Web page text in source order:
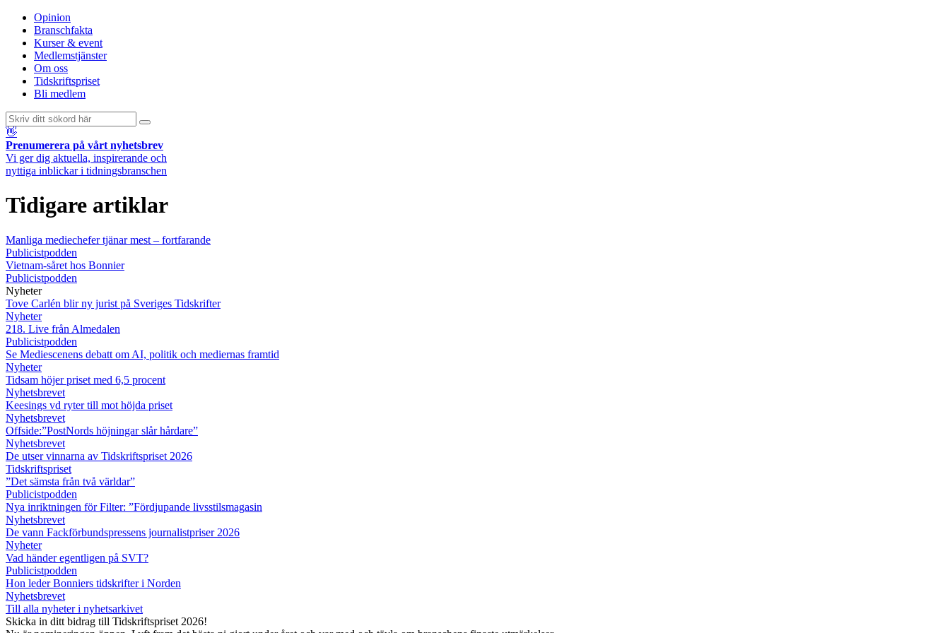
Opinion
Branschfakta
Kurser & event
Medlemstjänster
Om oss
Tidskriftspriset
Bli medlem
👋
Prenumerera på vårt nyhetsbrev
Vi ger dig aktuella, inspirerande och
nyttiga inblickar i tidningsbranschen
Tidigare artiklar
Manliga mediechefer tjänar mest – fortfarande
Publicistpodden
Vietnam-såret hos Bonnier
Publicistpodden
Nyheter
Tove Carlén blir ny jurist på Sveriges Tidskrifter
Nyheter
218. Live från Almedalen
Publicistpodden
Se Mediescenens debatt om AI, politik och mediernas framtid
Nyheter
Tidsam höjer priset med 6,5 procent
Nyhetsbrevet
Keesings vd ryter till mot höjda priset
Nyhetsbrevet
Offside:”PostNords höjningar slår hårdare”
Nyhetsbrevet
De utser vinnarna av Tidskriftspriset 2026
Tidskriftspriset
”Det sämsta från två världar”
Publicistpodden
Nya inriktningen för Filter: ”Fördjupande livsstilsmagasin
Nyhetsbrevet
De vann Fackförbundspressens journalistpriser 2026
Nyheter
Vad händer egentligen på SVT?
Publicistpodden
Hon leder Bonniers tidskrifter i Norden
Nyhetsbrevet
Till alla nyheter i nyhetsarkivet
Skicka in ditt bidrag till Tidskriftspriset 2026!